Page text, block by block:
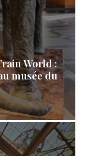
World :
musée du